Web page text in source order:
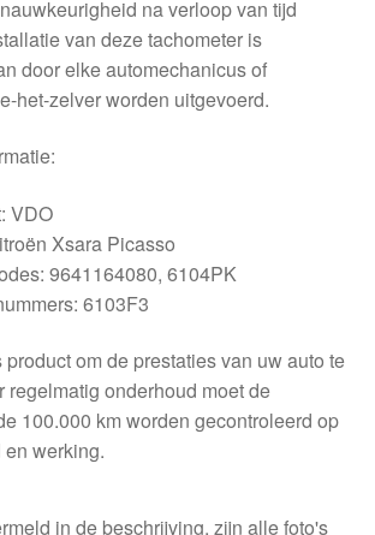
na verloop van tijd
van deze tachometer is
door elke automechanicus of
het-zelver worden uitgevoerd.
VDO
Xsara Picasso
9641164080, 6104PK
6103F3
om de prestaties van uw auto te
regelmatig onderhoud moet de
100.000 km worden gecontroleerd op
werking.
in de beschrijving, zijn alle foto's